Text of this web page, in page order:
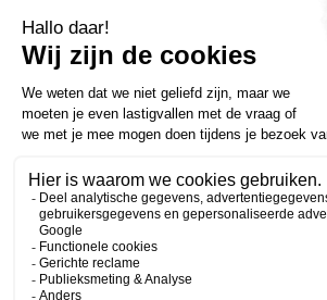
E-
mailadres
Inschrijven
FacebookInstagramLinkedInYouTubeSpotify